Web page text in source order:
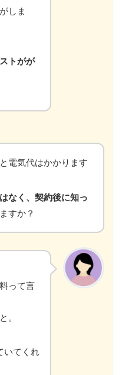
しま
トがが
電気代はかかります
なく、契約後に知っ
すか？
って言
。
いてくれ